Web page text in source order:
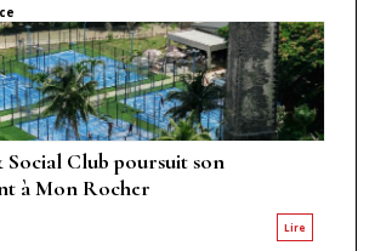
Social Club poursuit son
à Mon Rocher
Lire